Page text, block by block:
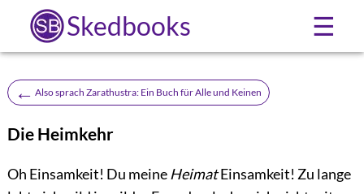
Skedbooks ☰
← Also sprach Zarathustra: Ein Buch für Alle und Keinen
Die Heimkehr
Oh Einsamkeit! Du meine HeimatEinsamkeit! Zu lange